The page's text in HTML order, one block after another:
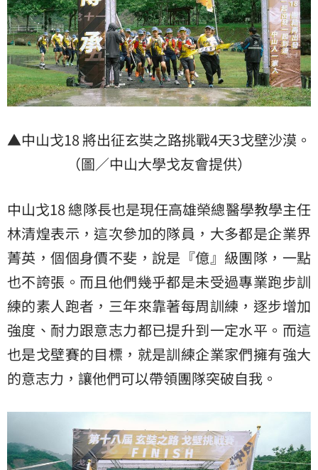
▲中山戈18 將出征玄奘之路挑戰4天3戈壁沙漠。
（圖／中山大學戈友會提供）
中山戈18 總隊長也是現任高雄榮總醫學教學主任
林清煌表示，這次參加的隊員，大多都是企業界
菁英，個個身價不斐，說是『億』級團隊，一點
也不誇張。而且他們幾乎都是未受過專業跑步訓
練的素人跑者，三年來靠著每周訓練，逐步增加
強度、耐力跟意志力都已提升到一定水平。而這
也是戈壁賽的目標，就是訓練企業家們擁有強大
的意志力，讓他們可以帶領團隊突破自我。